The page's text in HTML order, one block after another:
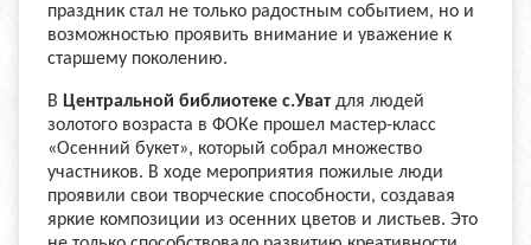
праздник стал не только радостным событием, но и
возможностью проявить внимание и уважение к
старшему поколению.
В Центральной библиотеке с.Уватдля людей
золотого возраста в ФОКе прошел мастер-класс
«Осенний букет», который собрал множество
участников. В ходе мероприятия пожилые люди
проявили свои творческие способности, создавая
яркие композиции из осенних цветов и листьев. Это